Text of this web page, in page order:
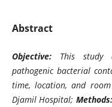
Abstract
Objective:This study
pathogenic bacterial
time, location, and
Djamil Hospital; Methods: